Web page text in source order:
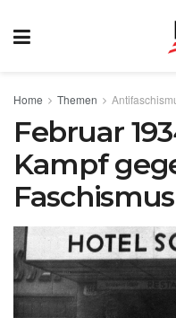
Home Themen
Februar
Kampf
Faschismus